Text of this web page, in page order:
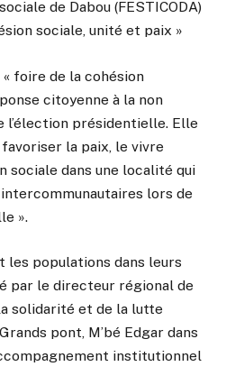
de Dabou (FESTICODA)
sociale, unité et paix »
foire de la cohésion
citoyenne à la non
l’élection présidentielle. Elle
la paix, le vivre
sociale dans une localité qui
lors de
».
les populations dans leurs
par le directeur régional de
solidarité et de la lutte
pont, M’bé Edgar dans
institutionnel